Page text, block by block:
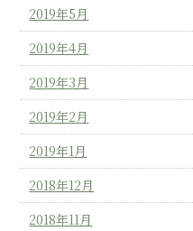
2019年5月
2019年4月
2019年3月
2019年2月
2019年1月
2018年12月
2018年11月